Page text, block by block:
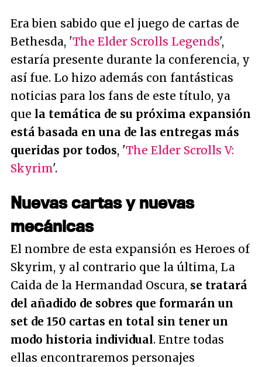
Era bien sabido que el juego de cartas de
Bethesda, 'The Elder Scrolls Legends',
estaría presente durante la conferencia, y
así fue. Lo hizo además con fantásticas
noticias para los fans de este título, ya
que la temática de su próxima expansión
está basada en una de las entregas más
queridas por todos, 'The Elder Scrolls V:
Skyrim'.
Nuevas cartas y nuevas
mecánicas
El nombre de esta expansión es Heroes of
Skyrim, y al contrario que la última, La
Caida de la Hermandad Oscura, se tratará
del añadido de sobres que formarán un
set de 150 cartas en total sin tener un
modo historia individual. Entre todas
ellas encontraremos personajes